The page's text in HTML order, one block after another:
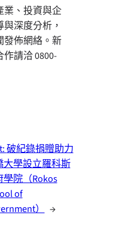
業、投資與企
深度分析，
發佈網絡。新
請洽 0800-
破紀錄捐贈助力
大學設立羅科斯
學院（Rokos
of
）
→